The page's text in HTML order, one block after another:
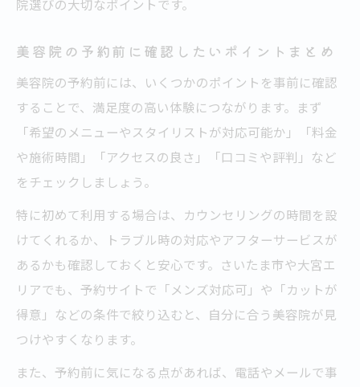
院選びの大切なポイントです。
美容院の予約前に確認したいポイントまとめ
美容院の予約前には、いくつかのポイントを事前に確認
することで、満足度の高い体験につながります。まず
「希望のメニューやスタイリストが対応可能か」「料金
や施術時間」「アクセスの良さ」「口コミや評判」など
をチェックしましょう。
特に初めて利用する場合は、カウンセリングの時間を設
けてくれるか、トラブル時の対応やアフターサービスが
あるかも確認しておくと安心です。さいたま市や大宮エ
リアでも、予約サイトで「メンズ対応可」や「カットが
得意」などの条件で絞り込むと、自分に合う美容院が見
つけやすくなります。
また、予約前に気になる点があれば、電話やメールで事